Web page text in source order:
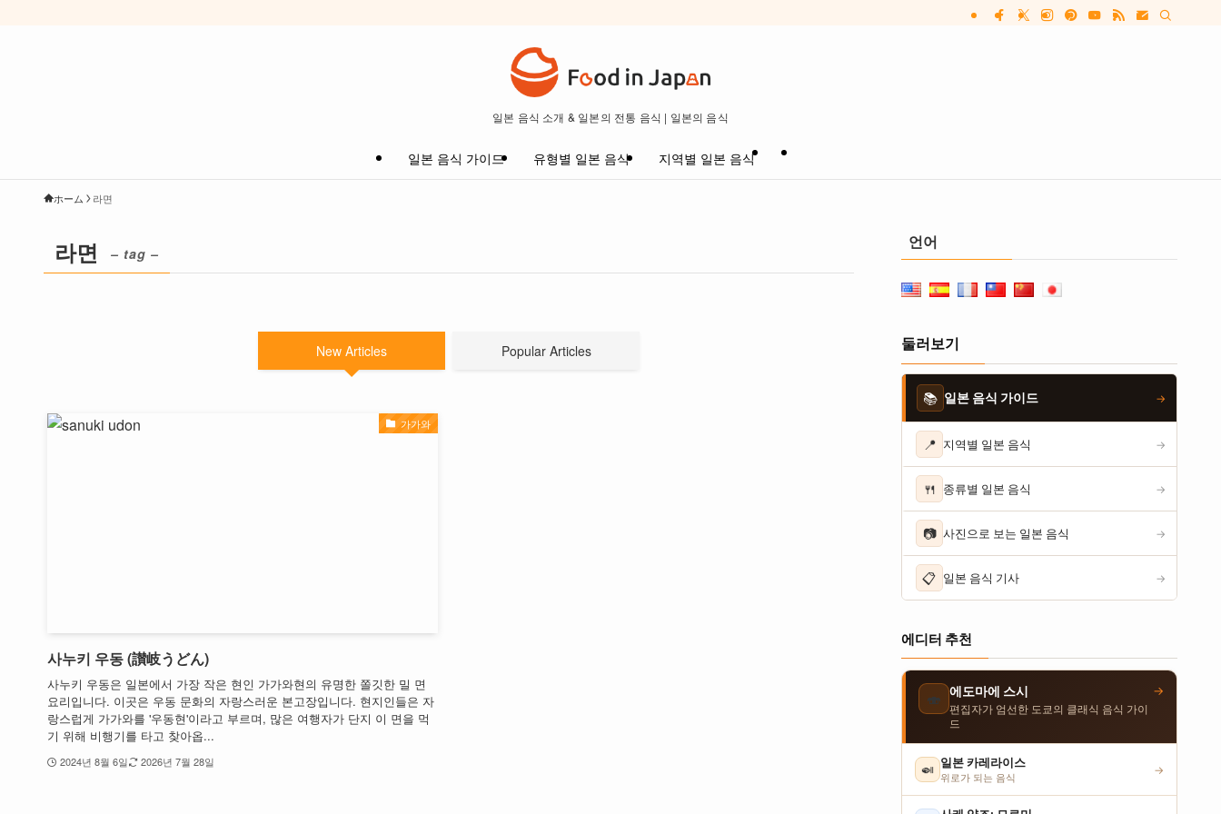
일본 음식 소개 & 일본의 전통 음식 | 일본의 음식
일본 음식 가이드 유형별 일본 음식 지역별 일본 음식
ホーム 라면
라면 – tag –
New Articles Popular Articles
가가와
사누키 우동 (讃岐うどん)
사누키 우동은 일본에서 가장 작은 현인 가가와현의 유명한 쫄깃한 밀 면
요리입니다. 이곳은 우동 문화의 자랑스러운 본고장입니다. 현지인들은 자
랑스럽게 가가와를 '우동현'이라고 부르며, 많은 여행자가 단지 이 면을 먹
기 위해 비행기를 타고 찾아옵...
2024년 8월 6일 2026년 7월 28일
언어
둘러보기
📚 일본 음식 가이드 →
📍 지역별 일본 음식 →
🍴 종류별 일본 음식 →
📷 사진으로 보는 일본 음식 →
📋 일본 음식 기사 →
에디터 추천
🍣 에도마에 스시
편집자가 엄선한 도쿄의 클래식 음식 가이
드
→
🍛 일본 카레라이스
위로가 되는 음식
→